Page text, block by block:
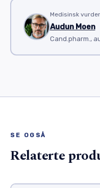
Medisinsk
Audun Moen
Cand.pharm.,
SE OGSÅ
Relaterte